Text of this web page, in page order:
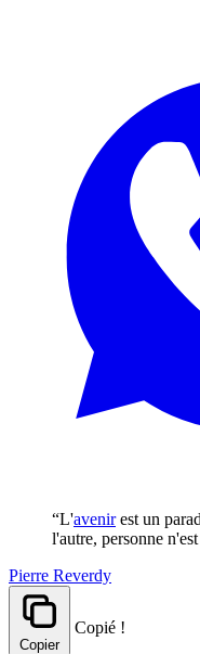
“L'avenirest un
l'autre, personne
Pierre Reverdy
Copier
Copié !